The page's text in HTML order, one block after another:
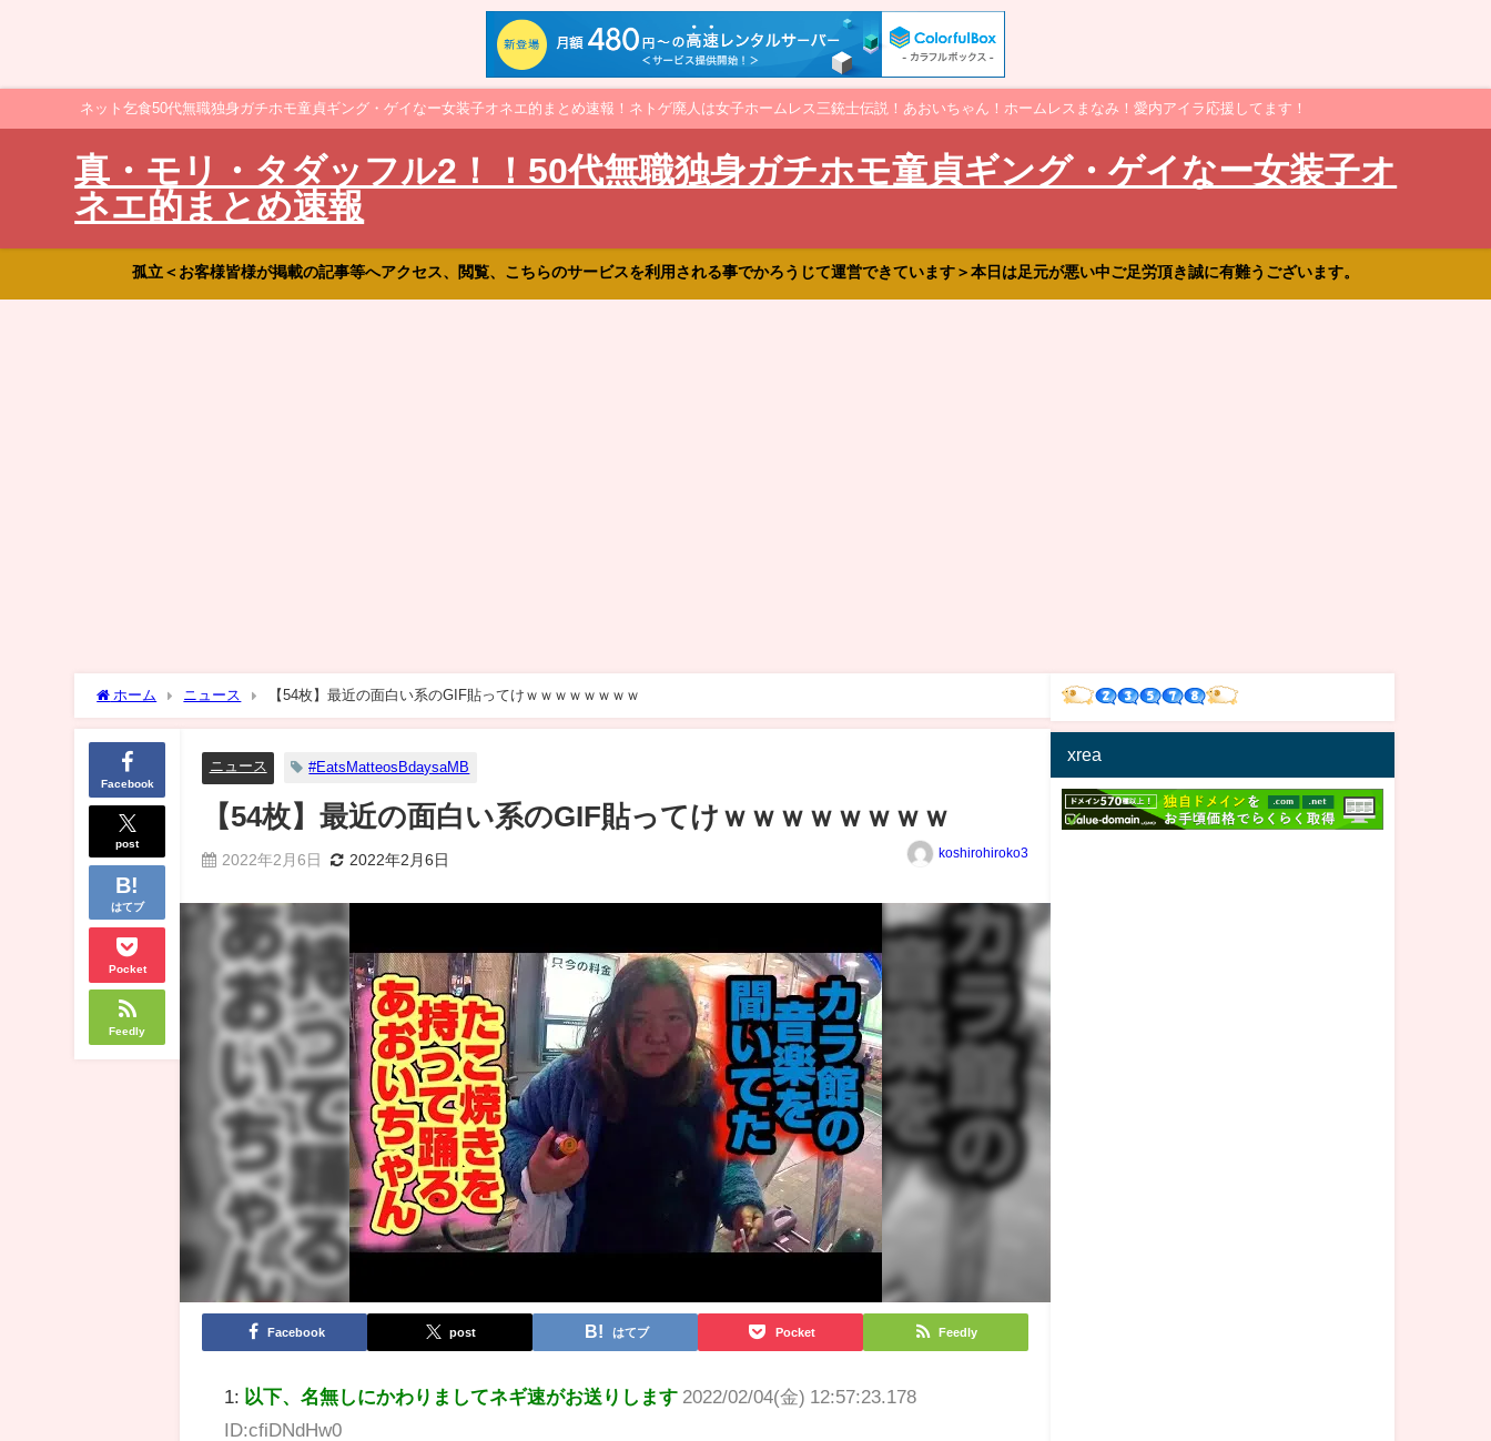
ネット乞食50代無職独身ガチホモ童貞ギング・ゲイなー女装子オネエ的まとめ速報！ネトゲ廃人は女子ホームレス三銃士伝説！あおいちゃん！ホームレスまなみ！愛内アイラ応援してます！
真・モリ・タダッフル2！！50代無職独身ガチホモ童貞ギング・ゲイなー女装子オ
ネエ的まとめ速報
孤立＜お客様皆様が掲載の記事等へアクセス、閲覧、こちらのサービスを利用される事でかろうじて運営できています＞本日は足元が悪い中ご足労頂き誠に有難うございます。
ホーム ニュース 【54枚】最近の面白い系のGIF貼ってけｗｗｗｗｗｗｗｗ
Facebook
post
はてブ
Pocket
Feedly
ニュース #EatsMatteosBdaysaMB
【54枚】最近の面白い系のGIF貼ってけｗｗｗｗｗｗｗｗ
2022年2月6日 2022年2月6日 koshirohiroko3
Facebook post はてブ Pocket Feedly
1: 以下、名無しにかわりましてネギ速がお送りします 2022/02/04(金) 12:57:23.178
ID:cfiDNdHw0
xrea